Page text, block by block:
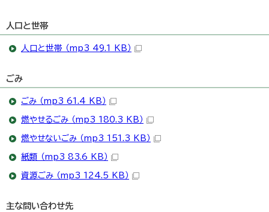
人口と世帯
人口と世帯 （mp3 49.1 KB）
ごみ
ごみ （mp3 61.4 KB）
燃やせるごみ （mp3 180.3 KB）
燃やせないごみ （mp3 151.3 KB）
紙類 （mp3 83.6 KB）
資源ごみ （mp3 124.5 KB）
主な問い合わせ先